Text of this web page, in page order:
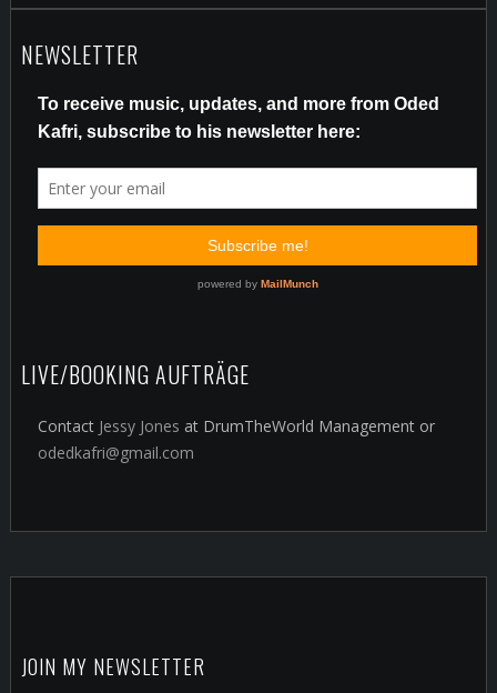
NEWSLETTER
LIVE/BOOKING AUFTRÄGE
Contact Jessy Jones at DrumTheWorld Management or
odedkafri@gmail.com
JOIN MY NEWSLETTER